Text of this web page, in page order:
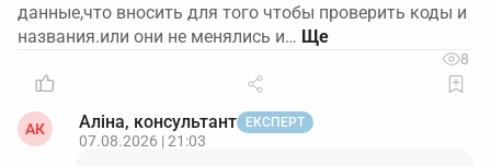
данные,что вносить для того чтобы проверить коды и
названия.или они не менялись и…
8
АК Аліна, консультант ЕКСПЕРТ
07.08.2026 | 21:03